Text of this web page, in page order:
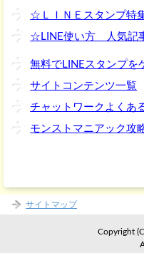
☆ＬＩＮＥスタンプ特
☆LINE使い方 人気記
無料でLINEスタンプを
サイトコンテンツ一覧
チャットワークよくあ
モンストマニアック
サイトマップ
Copyright